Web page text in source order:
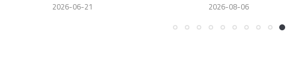
2026-08-06
2026-06-21